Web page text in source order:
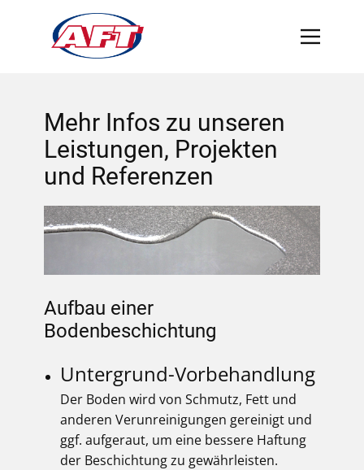
Mehr Infos zu unseren
Leistungen, Projekten
und Referenzen
Aufbau einer
Bodenbeschichtung
Untergrund-Vorbehandlung
Der Boden wird von Schmutz, Fett und
anderen Verunreinigungen gereinigt und
ggf. aufgeraut, um eine bessere Haftung
der Beschichtung zu gewährleisten.